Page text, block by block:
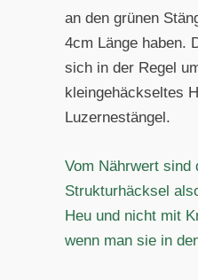
an den grünen
4cm Länge haben.
sich in der Regel
kleingehäckseltes
Luzernestängel.
Vom Nährwert sind
Strukturhäcksel
Heu und nicht mit
wenn man sie in